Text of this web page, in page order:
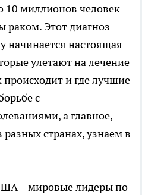
10 миллионов человек
раком. Этот диагноз
начинается настоящая
улетают на лечение
происходит и где лучшие
с
а главное,
странах, узнаем в
– мировые лидеры по